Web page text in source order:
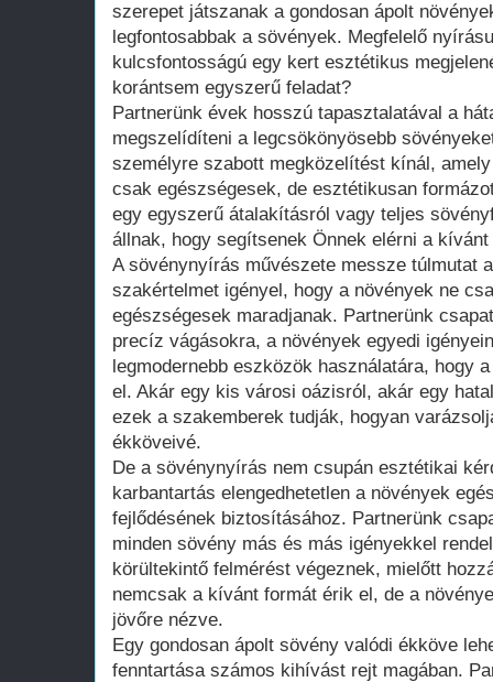
szerepet játszanak a gondosan ápolt
legfontosabbak a sövények. Megfelelő
kulcsfontosságú egy kert esztétikus
korántsem egyszerű feladat?
Partnerünk évek hosszú tapasztalatával a
megszelídíteni a legcsökönyösebb
személyre szabott megközelítést kínál,
csak egészségesek, de esztétikusan
egy egyszerű átalakításról vagy teljes
állnak, hogy segítsenek Önnek elérni a
A sövénynyírás művészete messze túlmutat
szakértelmet igényel, hogy a növények ne
egészségesek maradjanak. Partnerünk
precíz vágásokra, a növények egyedi
legmodernebb eszközök használatára, hogy
el. Akár egy kis városi oázisról, akár egy
ezek a szakemberek tudják, hogyan
ékköveivé.
De a sövénynyírás nem csupán esztétikai
karbantartás elengedhetetlen a növények
fejlődésének biztosításához. Partnerünk
minden sövény más és más igényekkel
körültekintő felmérést végeznek, mielőtt
nemcsak a kívánt formát érik el, de a
jövőre nézve.
Egy gondosan ápolt sövény valódi ékköve
fenntartása számos kihívást rejt magában.